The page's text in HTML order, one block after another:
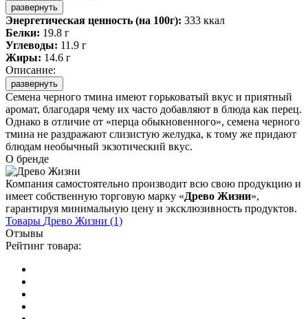
развернуть
Энергетическая ценность (на 100г): 333 ккал
Белки: 19.8 г
Углеводы: 11.9 г
Жиры: 14.6 г
Описание:
развернуть
Семена черного тмина имеют горьковатый вкус и приятный
аромат, благодаря чему их часто добавляют в блюда как перец.
Однако в отличие от «перца обыкновенного», семена черного
тмина не раздражают слизистую желудка, к тому же придают
блюдам необычный экзотический вкус.
О бренде
Компания самостоятельно производит всю свою продукцию и
имеет собственную торговую марку «Древо Жизни»,
гарантируя минимальную цену и эксклюзивность продуктов.
Товары Древо Жизни (1)
Отзывы
Рейтинг товара: